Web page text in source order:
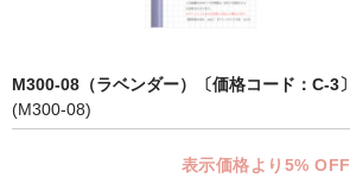
LP・CDフレーム
M300-08（ラベンダー）〔価格コード：C-3〕
(M300-08)
表示価格より5% OFF